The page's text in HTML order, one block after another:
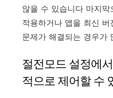
않을 수 있습니다 마지
적용하거나 앱을 최신
문제가 해결되는 경우가
절전모드 설정에
적으로 제어할 수